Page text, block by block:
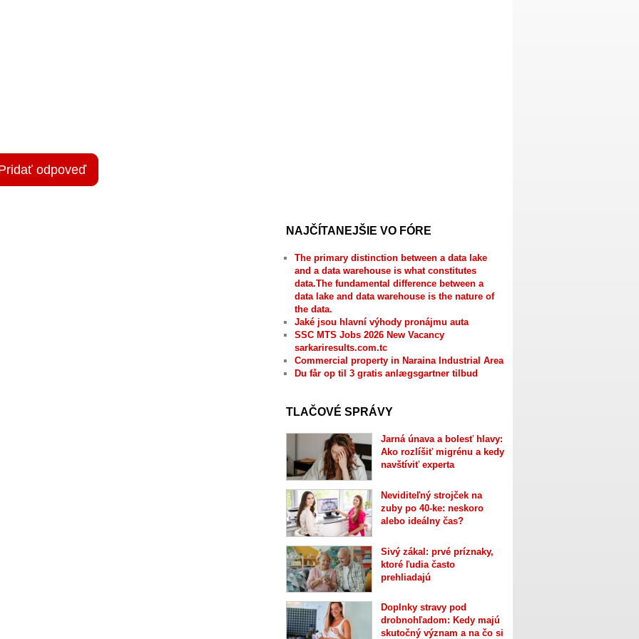
odpoveď
NAJČÍTANEJŠIE VO FÓRE
The primary distinction between a data lake
and a data warehouse is what constitutes
data.The fundamental difference between a
data lake and data warehouse is the nature of
the data.
Jaké jsou hlavní výhody pronájmu auta
SSC MTS Jobs 2026 New Vacancy
sarkariresults.com.tc
Commercial property in Naraina Industrial Area
Du får op til 3 gratis anlægsgartner tilbud
TLAČOVÉ SPRÁVY
Jarná únava a bolesť hlavy:
Ako rozlíšiť migrénu a kedy
navštíviť experta
Neviditeľný strojček na
zuby po 40-ke: neskoro
alebo ideálny čas?
Sivý zákal: prvé príznaky,
ktoré ľudia často
prehliadajú
Doplnky stravy pod
drobnohľadom: Kedy majú
skutočný význam a na čo si